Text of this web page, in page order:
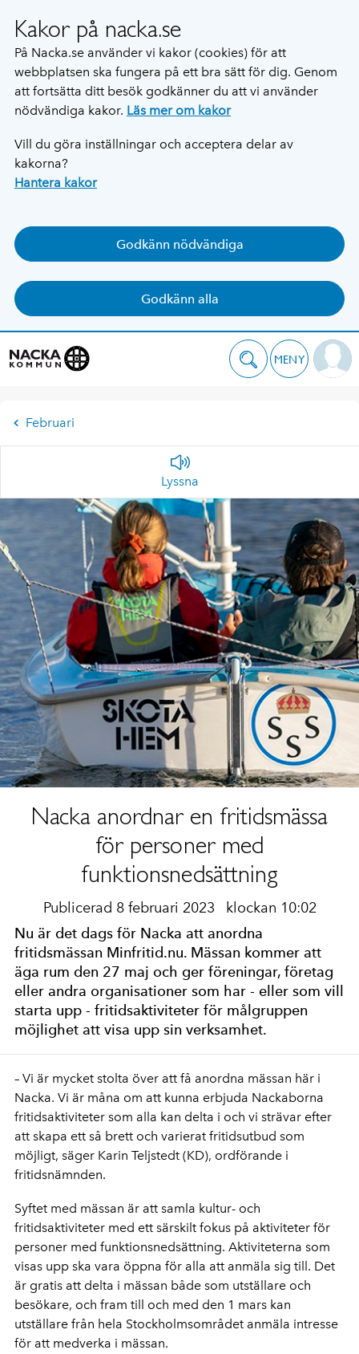
Kakor på nacka.se
På Nacka.se använder vi kakor (cookies) för att
webbplatsen ska fungera på ett bra sätt för dig. Genom
att fortsätta ditt besök godkänner du att vi använder
nödvändiga kakor. Läs mer om kakor
Vill du göra inställningar och acceptera delar av
kakorna?
Hantera kakor
Godkänn nödvändiga
Godkänn alla
MENY
Februari
Lyssna
Nacka anordnar en fritidsmässa
för personer med
funktionsnedsättning
Publicerad 8 februari 2023 klockan 10:02
Nu är det dags för Nacka att anordna
fritidsmässan Minfritid.nu. Mässan kommer att
äga rum den 27 maj och ger föreningar, företag
eller andra organisationer som har - eller som vill
starta upp - fritidsaktiviteter för målgruppen
möjlighet att visa upp sin verksamhet.
– Vi är mycket stolta över att få anordna mässan här i
Nacka. Vi är måna om att kunna erbjuda Nackaborna
fritidsaktiviteter som alla kan delta i och vi strävar efter
att skapa ett så brett och varierat fritidsutbud som
möjligt, säger Karin Teljstedt (KD), ordförande i
fritidsnämnden.
Syftet med mässan är att samla kultur- och
fritidsaktiviteter med ett särskilt fokus på aktiviteter för
personer med funktionsnedsättning. Aktiviteterna som
visas upp ska vara öppna för alla att anmäla sig till. Det
är gratis att delta i mässan både som utställare och
besökare, och fram till och med den 1 mars kan
utställare från hela Stockholmsområdet anmäla intresse
för att medverka i mässan.